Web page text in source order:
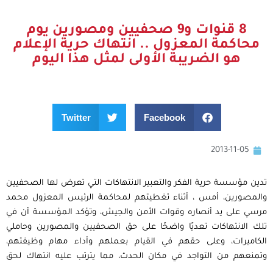
8 قنوات و9 صحفيين ومصورين يوم
محاكمة المعزول .. انتهاك حرية الإعلام
هو الضريبة الأولى لمثل هذا اليوم
Facebook
Twitter
2013-11-05
تدين مؤسسة حرية الفكر والتعبير الانتهاكات التي تعرض لها الصحفيين
والمصورين، أمس ، أثناء تغطيتهم لمحاكمة الرئيس المعزول محمد
مرسي على يد أنصاره وقوات الأمن والجيش، وتؤكد المؤسسة أن في
تلك الانتهاكات تعديًا واضحًا على حق الصحفيين والمصورين وحاملي
الكاميرات، وعلى حقهم في القيام بعملهم وأداء مهام وظيفتهم،
وتمنعهم من التواجد في مكان الحدث، مما يترتب عليه انتهاك لحق